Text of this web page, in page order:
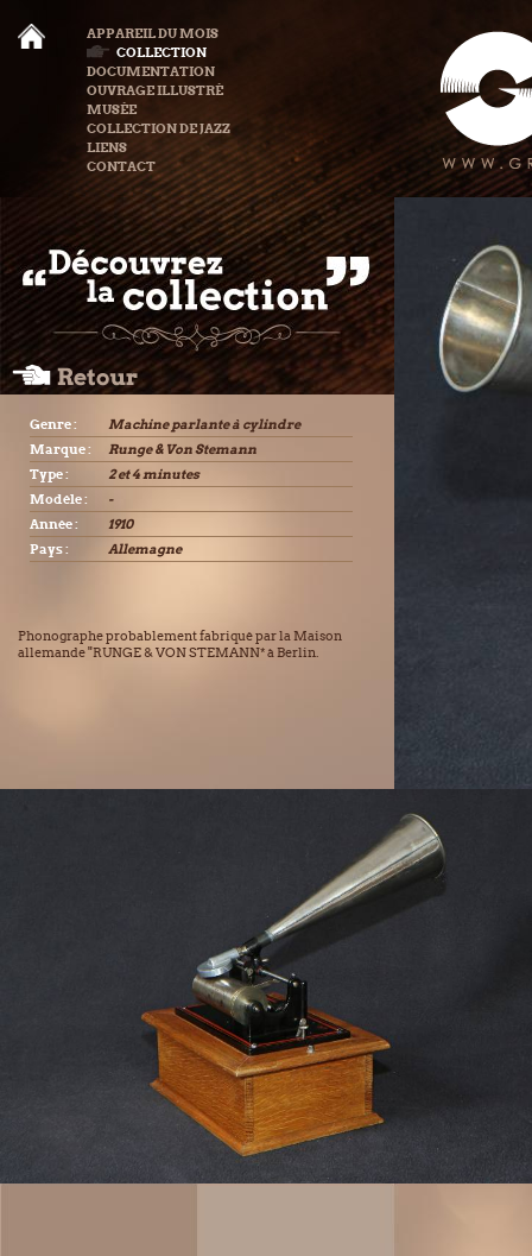
APPAREIL DU MOIS
COLLECTION
DOCUMENTATION
OUVRAGE ILLUSTRÉ
MUSÉE
COLLECTION DE JAZZ
LIENS
CONTACT
Genre :
Machine parlante à cylindre
Marque :
Runge & Von Stemann
Type :
2 et 4 minutes
Modèle :
-
Année :
1910
Pays :
Allemagne
Phonographe probablement fabriqué par la Maison
allemande "RUNGE & VON STEMANN* à Berlin.